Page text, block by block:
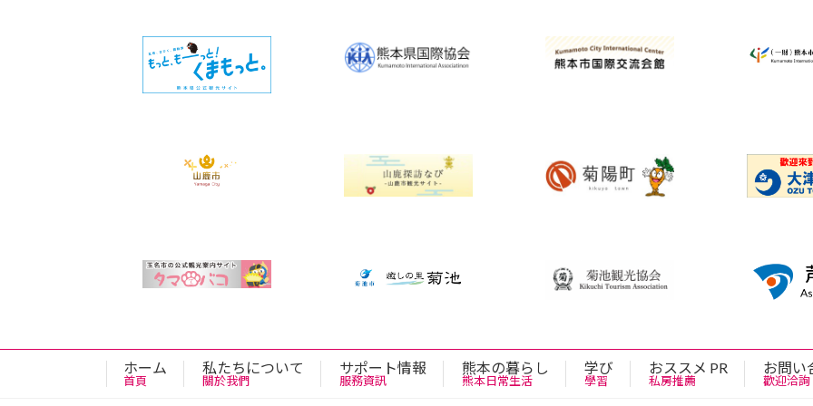
ホーム
首頁
私たちについて
關於我們
サポート情報
服務資訊
熊本の暮らし
熊本日常生活
学び
學習
おススメ PR
私房推薦
お問い
歡迎洽詢